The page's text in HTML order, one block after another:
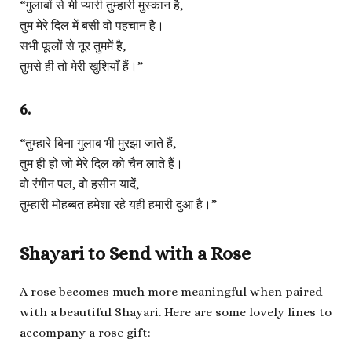
“गुलाबों से भी प्यारी तुम्हारी मुस्कान है,
तुम मेरे दिल में बसी वो पहचान है।
सभी फूलों से नूर तुममें है,
तुमसे ही तो मेरी खुशियाँ हैं।”
6.
“तुम्हारे बिना गुलाब भी मुरझा जाते हैं,
तुम ही हो जो मेरे दिल को चैन लाते हैं।
वो रंगीन पल, वो हसीन यादें,
तुम्हारी मोहब्बत हमेशा रहे यही हमारी दुआ है।”
Shayari to Send with a Rose
A rose becomes much more meaningful when paired
with a beautiful Shayari. Here are some lovely lines to
accompany a rose gift: